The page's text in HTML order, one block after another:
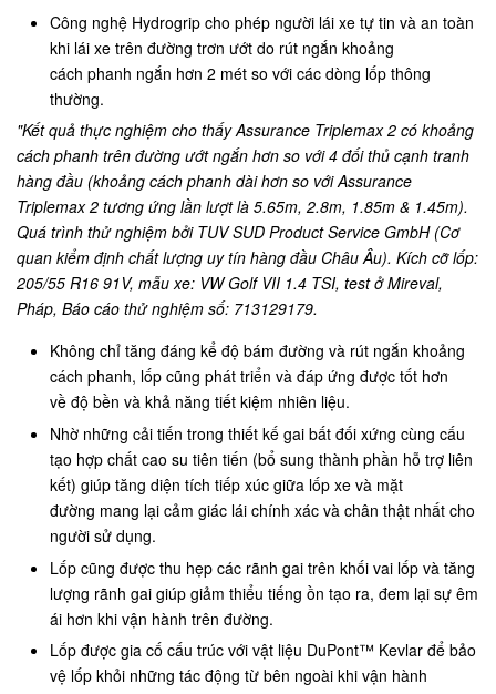
Công nghệ Hydrogrip cho phép người lái xe tự tin và an toàn
khi lái xe trên đường trơn ướt do rút ngắn khoảng
cách phanh ngắn hơn 2 mét so với các dòng lốp thông
thường.
"Kết quả thực nghiệm cho thấy Assurance Triplemax 2 có khoảng
cách phanh trên đường ướt ngắn hơn so với 4 đối thủ cạnh tranh
hàng đầu (khoảng cách phanh dài hơn so với Assurance
Triplemax 2 tương ứng lần lượt là 5.65m, 2.8m, 1.85m & 1.45m).
Quá trình thử nghiệm bởi TUV SUD Product Service GmbH (Cơ
quan kiểm định chất lượng uy tín hàng đầu Châu Âu). Kích cỡ lốp:
205/55 R16 91V, mẫu xe: VW Golf VII 1.4 TSI, test ở Mireval,
Pháp, Báo cáo thử nghiệm số: 713129179.
Không chỉ tăng đáng kể độ bám đường và rút ngắn khoảng
cách phanh, lốp cũng phát triển và đáp ứng được tốt hơn
về độ bền và khả năng tiết kiệm nhiên liệu.
Nhờ những cải tiến trong thiết kế gai bất đối xứng cùng cấu
tạo hợp chất cao su tiên tiến (bổ sung thành phần hỗ trợ liên
kết) giúp tăng diện tích tiếp xúc giữa lốp xe và mặt
đường mang lại cảm giác lái chính xác và chân thật nhất cho
người sử dụng.
Lốp cũng được thu hẹp các rãnh gai trên khối vai lốp và tăng
lượng rãnh gai giúp giảm thiểu tiếng ồn tạo ra, đem lại sự êm
ái hơn khi vận hành trên đường.
Lốp được gia cố cấu trúc với vật liệu DuPont™ Kevlar để bảo
vệ lốp khỏi những tác động từ bên ngoài khi vận hành